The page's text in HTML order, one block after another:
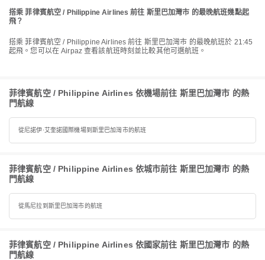
搭乘 菲律賓航空 / Philippine Airlines 前往 斯里巴加灣市 的最晚航班幾點起
飛？
搭乘 菲律賓航空 / Philippine Airlines 前往 斯里巴加灣市 的最晚航班於 21:45
起飛。您可以在 Airpaz 查看該航班時刻並比較其他可選航班。
菲律賓航空 / Philippine Airlines 依機場前往 斯里巴加灣市 的熱
門航線
從尼諾伊·艾奎諾國際機場到斯里巴加灣市的航班
菲律賓航空 / Philippine Airlines 依城市前往 斯里巴加灣市 的熱
門航線
從馬尼拉到斯里巴加灣市的航班
菲律賓航空 / Philippine Airlines 依國家前往 斯里巴加灣市 的熱
門航線